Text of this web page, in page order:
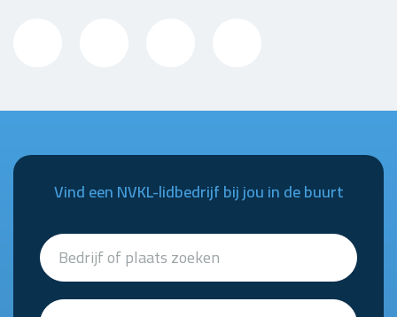
Vind een NVKL-lidbedrijf bij jou in de buurt